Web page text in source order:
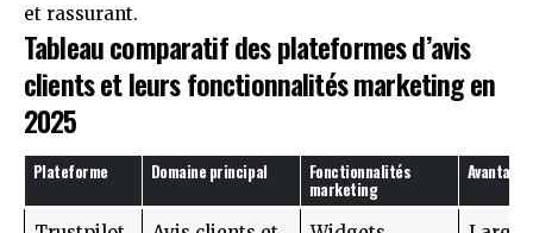
et rassurant.
Tableau comparatif des plateformes d’avis
clients et leurs fonctionnalités marketing en
2025
Plateforme Domaine principal Fonctionnalités
marketing